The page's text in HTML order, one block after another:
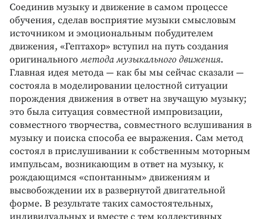
Соединив музыку и движение в самом процессе
обучения, сделав восприятие музыки смысловым
источником и эмоциональным побудителем
движения, «Гептахор» вступил на путь создания
оригинального метода музыкального движения.
Главная идея метода — как бы мы сейчас сказали —
состояла в моделировании целостной ситуации
порождения движения в ответ на звучащую музыку;
это была ситуация совместной импровизации,
совместного творчества, совместного вслушивания в
музыку и поиска способа ее выражения. Сам метод
состоял в прислушивании к собственным моторным
импульсам, возникающим в ответ на музыку, к
рождающимся «спонтанным» движениям и
высвобождении их в развернутой двигательной
форме. В результате таких самостоятельных,
индивидуальных и вместе с тем коллективных